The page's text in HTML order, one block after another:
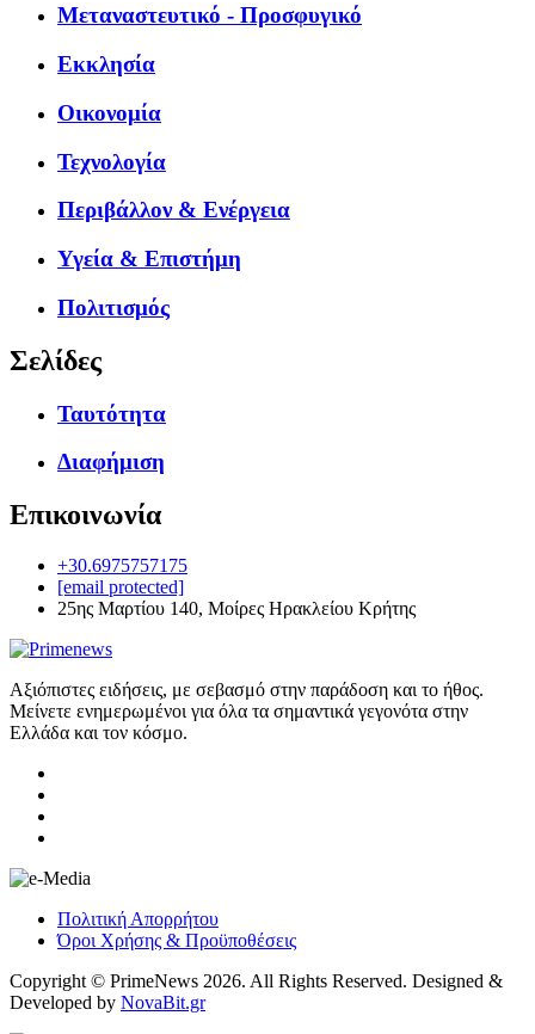
Μεταναστευτικό - Προσφυγικό
Εκκλησία
Οικονομία
Τεχνολογία
Περιβάλλον & Ενέργεια
Υγεία & Επιστήμη
Πολιτισμός
Σελίδες
Ταυτότητα
Διαφήμιση
Επικοινωνία
+30.6975757175
[email protected]
25ης Μαρτίου 140, Μοίρες Ηρακλείου Κρήτης
Αξιόπιστες ειδήσεις, με σεβασμό στην παράδοση και το ήθος.
Μείνετε ενημερωμένοι για όλα τα σημαντικά γεγονότα στην
Ελλάδα και τον κόσμο.
Πολιτική Απορρήτου
Όροι Χρήσης & Προϋποθέσεις
Copyright © PrimeNews 2026. All Rights Reserved. Designed &
Developed by NovaBit.gr